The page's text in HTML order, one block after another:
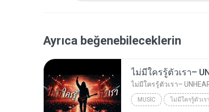
Ayrıca beğenebileceklerin
MUSIC